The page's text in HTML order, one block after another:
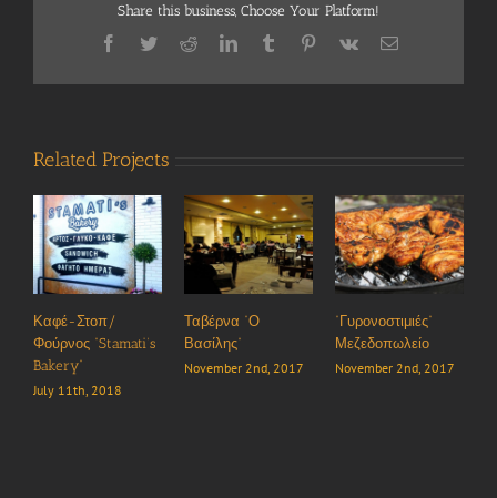
Share this business, Choose Your Platform!
Facebook
TwitterRedditLinkedInTumblr Pinterest
Vk Email
Related Projects
Καφέ-Στοπ/
Φούρνος “Stamati’s
Bakery”
July 11th, 2018
Ταβέρνα “Ο
Βασίλης”
November 2nd, 2017
“Γυρονοστιμιές”
Μεζεδοπωλείο
November 2nd, 2017